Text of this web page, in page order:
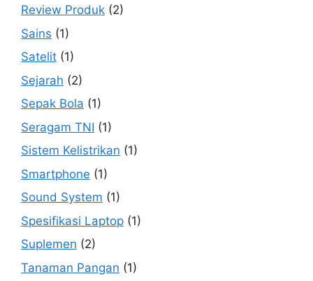
Review Produk (2)
Sains (1)
Satelit (1)
Sejarah (2)
Sepak Bola (1)
Seragam TNI (1)
Sistem Kelistrikan (1)
Smartphone (1)
Sound System (1)
Spesifikasi Laptop (1)
Suplemen (2)
Tanaman Pangan (1)